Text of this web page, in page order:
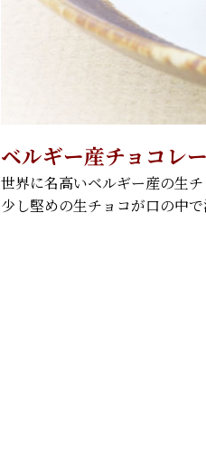
ベルギー産チョコレ
世界に名高いベルギー産の生
少し堅めの生チョコが口の中